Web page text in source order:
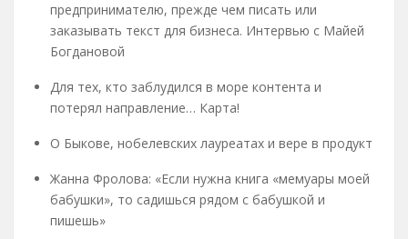
предпринимателю, прежде чем писать или
заказывать текст для бизнеса. Интервью с Майей
Богдановой
Для тех, кто заблудился в море контента и
потерял направление… Карта!
О Быкове, нобелевских лауреатах и вере в продукт
Жанна Фролова: «Если нужна книга «мемуары моей
бабушки», то садишься рядом с бабушкой и
пишешь»